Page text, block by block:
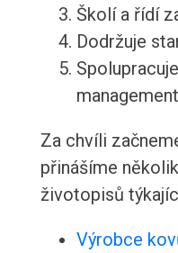
Školí a řídí
Dodržuje
Za chvíli
přinášíme
životopisů
Výrobce